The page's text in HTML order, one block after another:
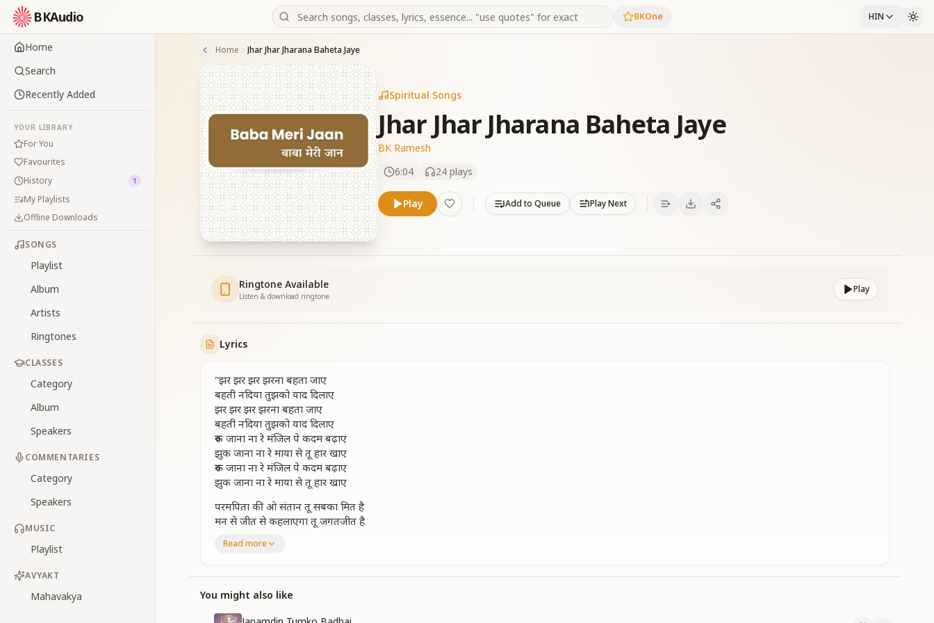
BKAudio BKOne HIN
Home
Search
Recently Added
YOUR LIBRARY
For You
Favourites
History
1
My Playlists
Offline Downloads
SONGS
Playlist
Album
Artists
Ringtones
CLASSES
Category
Album
Speakers
COMMENTARIES
Category
Speakers
MUSIC
Playlist
AVYAKT
Mahavakya
Home Jhar Jhar Jharana Baheta Jaye
Spiritual Songs
Jhar Jhar Jharana Baheta Jaye
BK Ramesh
6:04
24 plays
Play Add to Queue Play Next
Ringtone Available
Listen & download ringtone
Play
Lyrics
"झर झर झर झरना बहता जाए
बहती नदिया तुझको याद दिलाए
झर झर झर झरना बहता जाए
बहती नदिया तुझको याद दिलाए
रुक जाना ना रे मंजिल पे कदम बढ़ाए
झुक जाना ना रे माया से तू हार खाए
रुक जाना ना रे मंजिल पे कदम बढ़ाए
झुक जाना ना रे माया से तू हार खाए
परमपिता की ओ संतान तू सबका मित है
मन से जीत से कहलाएगा तू जगतजीत है
जगतजीत है
रुक जाना ना रे मंजिल पे कदम बढ़ाए
झुक जाना ना रे माया से तू हार खाए
डरनेकी कोई बात नही महाशक्ति तेरे साथ है
Read more
You might also like